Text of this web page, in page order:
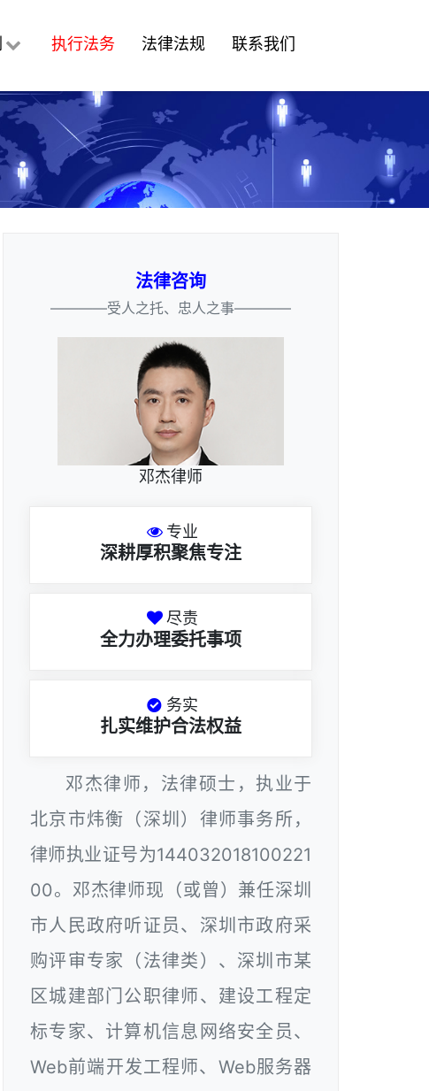
执行法务 法律法规 联系我们
法律咨询
————受人之托、忠人之事————
邓杰律师
专业
深耕厚积聚焦专注
尽责
全力办理委托事项
务实
扎实维护合法权益
邓杰律师，法律硕士，执业于
北京市炜衡（深圳）律师事务所，
律师执业证号为144032018100221
00。邓杰律师现（或曾）兼任深圳
市人民政府听证员、深圳市政府采
购评审专家（法律类）、深圳市某
区城建部门公职律师、建设工程定
标专家、计算机信息网络安全员、
Web前端开发工程师、Web服务器